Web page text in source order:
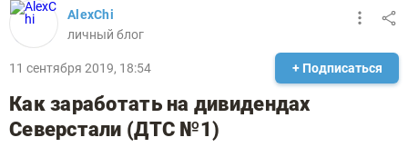
AlexChi
личный блог
11 сентября 2019, 18:54 + Подписаться
Как заработать на дивидендах
Северстали (ДТС №1)